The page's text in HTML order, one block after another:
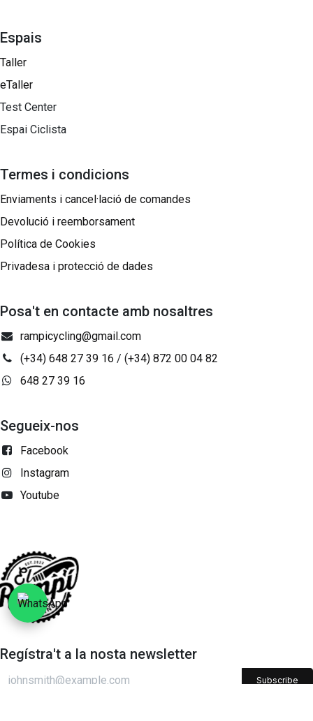
Espais
Taller
eTaller
Test Center
Espai Ciclista
Termes i condicions
Enviaments i cancel·lació de comandes
Devolució i reemborsament
Política de Cookies
Privadesa i protecció de dades
Posa't en contacte amb nosaltres
rampicycling@gmail.com
(+34) 648 27 39 16 / (+34) 872 00 04 82
648 27 39 16
Segueix-nos
Facebook
Instagram
Youtube
Regístra't a la nosta newsletter
Subscribe